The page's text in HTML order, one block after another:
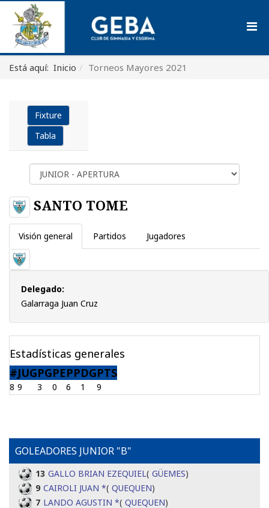
Está aquí: Inicio Torneos Mayores 2021
Fixture
Tabla
SANTO TOME
Visión general Partidos Jugadores
Delegado:
Galarraga Juan Cruz
Estadísticas generales
#JUGPGPEPPDGPTS
8 9 3 0 6 1 9
GOLEADORES JUNIOR "B"
13 GALLO BRIAN EZEQUIEL( GÜEMES)
9 CAIROLI JUAN *( QUEQUEN)
7 LANDO AGUSTIN *( QUEQUEN)